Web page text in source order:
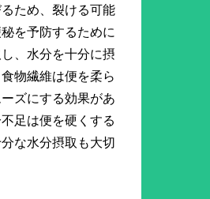
ため、裂ける可能
を予防するために
、水分を十分に摂
物繊維は便を柔ら
ズにする効果があ
足は便を硬くする
な水分摂取も大切